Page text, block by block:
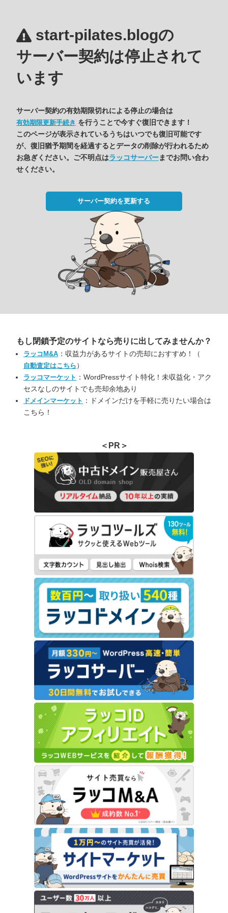
start-pilates.blogの
サーバー契約は停止されて
います
サーバー契約の有効期限切れによる停止の場合は
有効期限更新手続き を行うことで今すぐ復旧できます！
このページが表示されているうちはいつでも復旧可能です
が、復旧猶予期間を経過するとデータの削除が行われるため
お急ぎください。ご不明点はラッコサーバーまでお問い合わ
せください。
サーバー契約を更新する
もし閉鎖予定のサイトなら売りに出してみませんか？
ラッコM&A ：収益力があるサイトの売却におすすめ！（
自動査定はこちら ）
ラッコマーケット ：WordPressサイト特化！未収益化・アク
セスなしのサイトでも売却余地あり
ドメインマーケット ：ドメインだけを手軽に売りたい場合は
こちら！
＜PR＞